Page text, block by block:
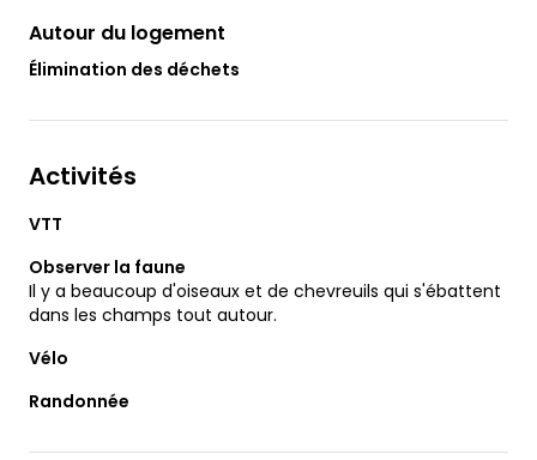
Autour du logement
Élimination des déchets
Activités
VTT
Observer la faune
Il y a beaucoup d'oiseaux et de chevreuils qui s'ébattent
dans les champs tout autour.
Vélo
Randonnée